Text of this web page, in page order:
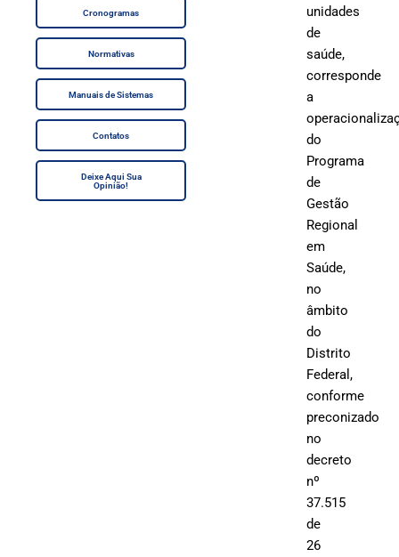
Cronogramas
Normativas
Manuais de Sistemas
Contatos
Deixe Aqui Sua
Opinião!
unidades
de
saúde,
corresponde
a
do
Programa
de
Gestão
Regional
em
Saúde,
no
âmbito
do
Distrito
Federal,
conforme
preconizado
no
decreto
nº
37.515
de
26